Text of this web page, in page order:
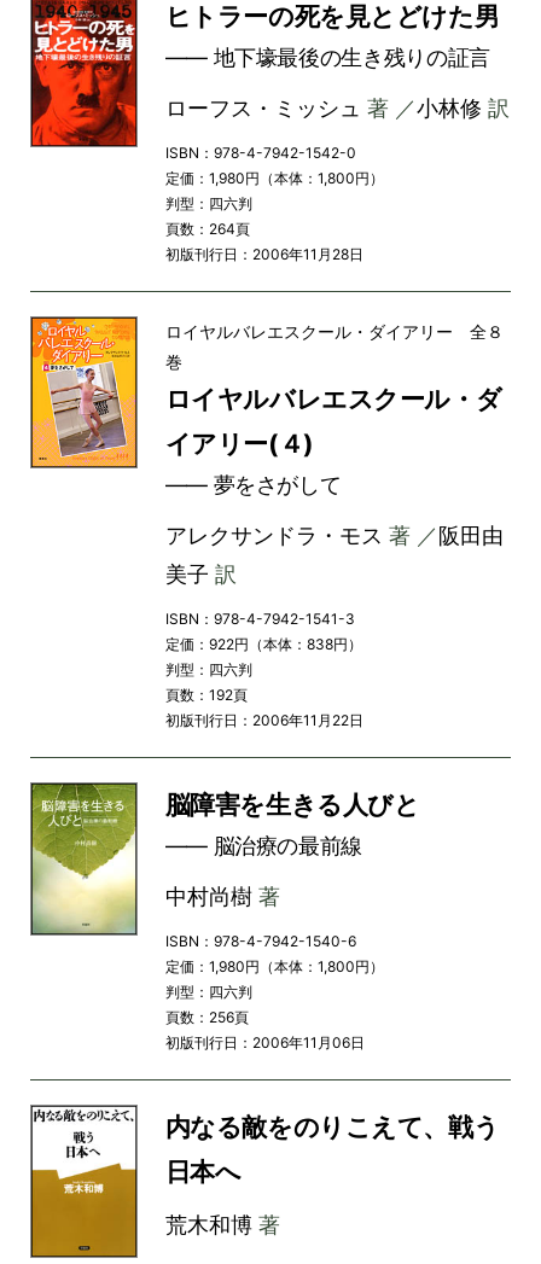
ヒトラーの死を見とどけた男
―― 地下壕最後の生き残りの証言
ローフス・ミッシュ 著 ／小林修 訳
ISBN：978-4-7942-1542-0
定価：1,980円（本体：1,800円）
判型：四六判
頁数：264頁
初版刊行日：2006年11月28日
ロイヤルバレエスクール・ダイアリー 全８
巻
ロイヤルバレエスクール・ダ
イアリー(４)
―― 夢をさがして
アレクサンドラ・モス 著 ／阪田由
美子 訳
ISBN：978-4-7942-1541-3
定価：922円（本体：838円）
判型：四六判
頁数：192頁
初版刊行日：2006年11月22日
脳障害を生きる人びと
―― 脳治療の最前線
中村尚樹著
ISBN：978-4-7942-1540-6
定価：1,980円（本体：1,800円）
判型：四六判
頁数：256頁
初版刊行日：2006年11月06日
内なる敵をのりこえて、戦う
日本へ
荒木和博著